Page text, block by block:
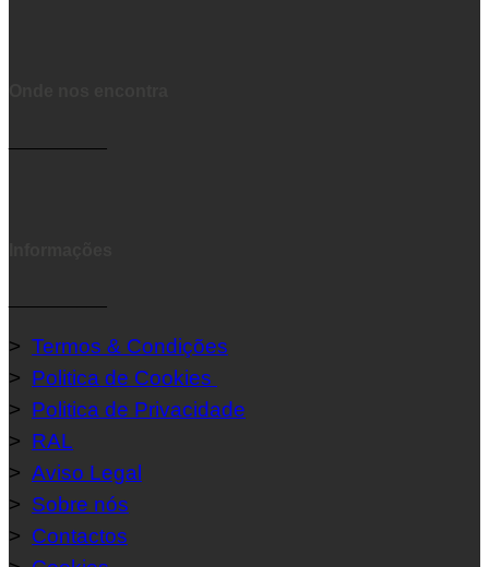
> Termos & Condições
> Politica de Cookies
> Politica de Privacidade
> RAL
> Aviso Legal
> Sobre nós
> Contactos